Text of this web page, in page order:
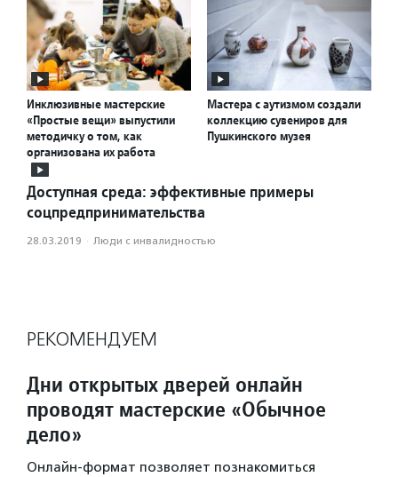
Инклюзивные мастерские
«Простые вещи» выпустили
методичку о том, как
организована их работа
Мастера с аутизмом создали
коллекцию сувениров для
Пушкинского музея
Доступная среда: эффективные примеры
соцпредпринимательства
28.03.2019 · Люди с инвалидностью
РЕКОМЕНДУЕМ
Дни открытых дверей онлайн
проводят мастерские «Обычное
дело»
Онлайн-формат позволяет познакомиться